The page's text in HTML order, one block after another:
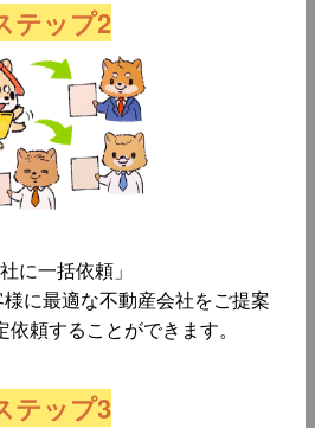
テップ2
に一括依頼」
に最適な不動産会社をご提案
頼することができます。
テップ3